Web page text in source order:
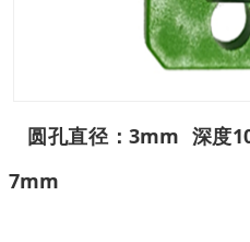
圆孔直径：3mm 深度
7mm